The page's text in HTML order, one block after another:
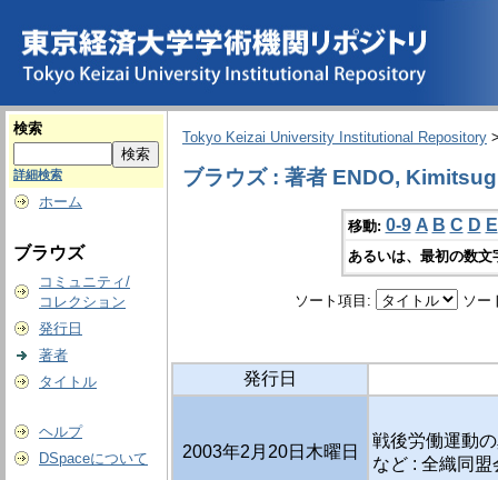
検索
詳細検索
ホーム
ブラウズ
コミュニティ/
コレクション
発行日
著者
タイトル
ヘルプ
DSpaceについて
Tokyo Keizai University Institutional Repository
ブラウズ : 著者 ENDO,
移動: 0-9 A B C D E
あるいは、最初の数
ソート項目: ソー
発行日
2003年2月20日木曜日
戦後労働運動
など : 全織同